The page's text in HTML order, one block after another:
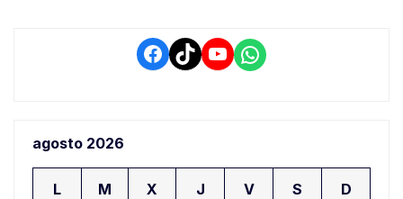
Facebook
TikTokYouTube
WhatsApp
agosto 2026
L M X J V S D